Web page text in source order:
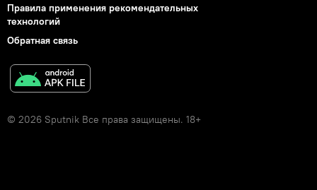
Правила применения рекомендательных
технологий
Обратная связь
© 2026 Sputnik Все права защищены. 18+